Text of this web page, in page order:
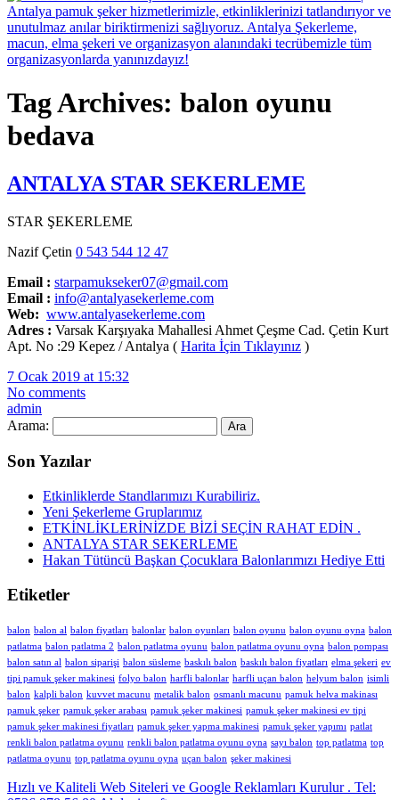
Tag Archives: balon oyunu
bedava
ANTALYA STAR SEKERLEME
STAR ŞEKERLEME
Nazif Çetin 0 543 544 12 47
Email : starpamukseker07@gmail.com
Email : info@antalyasekerleme.com
Web: www.antalyasekerleme.com
Adres : Varsak Karşıyaka Mahallesi Ahmet Çeşme Cad. Çetin Kurt
Apt. No :29 Kepez / Antalya ( Harita İçin Tıklayınız )
7 Ocak 2019 at 15:32
No comments
admin
Arama:
Son Yazılar
Etkinliklerde Standlarımızı Kurabiliriz.
Yeni Şekerleme Gruplarımız
ETKİNLİKLERİNİZDE BİZİ SEÇİN RAHAT EDİN .
ANTALYA STAR SEKERLEME
Hakan Tütüncü Başkan Çocuklara Balonlarımızı Hediye Etti
Etiketler
balon balon al balon fiyatları balonlar balon oyunları balon oyunu balon oyunu oyna balon
patlatma balon patlatma 2 balon patlatma oyunu balon patlatma oyunu oyna balon pompası
balon satın al balon siparişi balon süsleme baskılı balon baskılı balon fiyatları elma şekeri ev
tipi pamuk şeker makinesi folyo balon harfli balonlar harfli uçan balon helyum balon isimli
balon kalpli balon kuvvet macunu metalik balon osmanlı macunu pamuk helva makinası
pamuk şeker pamuk şeker arabası pamuk şeker makinesi pamuk şeker makinesi ev tipi
pamuk şeker makinesi fiyatları pamuk şeker yapma makinesi pamuk şeker yapımı patlat
renkli balon patlatma oyunu renkli balon patlatma oyunu oyna sayı balon top patlatma top
patlatma oyunu top patlatma oyunu oyna uçan balon şeker makinesi
Hızlı ve Kaliteli Web Siteleri ve Google Reklamları Kurulur . Tel: